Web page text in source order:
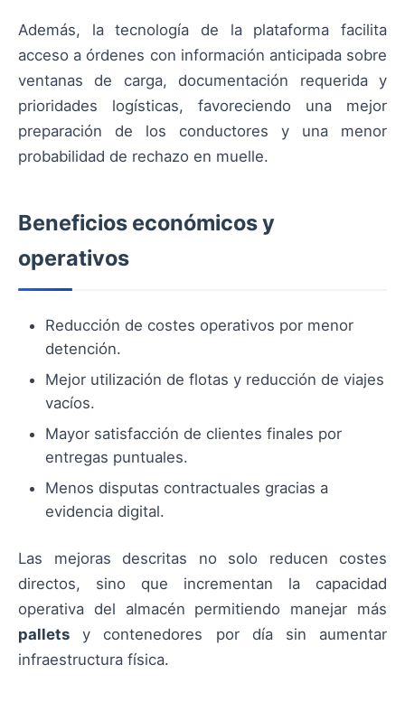
Además, la tecnología de la plataforma facilita
acceso a órdenes con información anticipada sobre
ventanas de carga, documentación requerida y
prioridades logísticas, favoreciendo una mejor
preparación de los conductores y una menor
probabilidad de rechazo en muelle.
Beneficios económicos y
operativos
Reducción de costes operativos por menor
detención.
Mejor utilización de flotas y reducción de viajes
vacíos.
Mayor satisfacción de clientes finales por
entregas puntuales.
Menos disputas contractuales gracias a
evidencia digital.
Las mejoras descritas no solo reducen costes
directos, sino que incrementan la capacidad
operativa del almacén permitiendo manejar más
pallets y contenedores por día sin aumentar
infraestructura física.